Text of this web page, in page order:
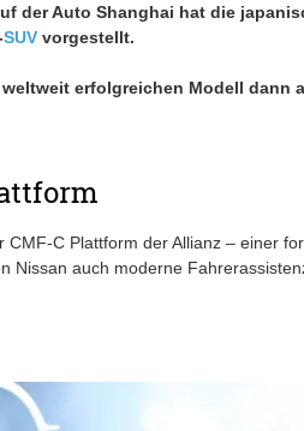
der Auto Shanghai hat die
SUVvorgestellt.
erfolgreichen Modell dann
C Plattform der Allianz – einer
Nissan auch moderne